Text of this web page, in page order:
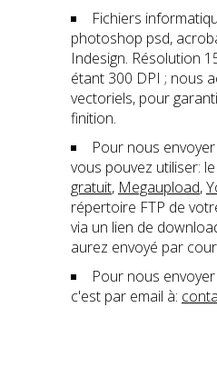
Fichiers
photoshop psd,
Indesign. Résolution
étant 300 DPI ; nous
vectoriels, pour
finition.
Pour nous
vous pouvez utiliser: le
gratuit, Megaupload,
répertoire FTP de
via un lien de
aurez envoyé par
Pour nous
c'est par email à: